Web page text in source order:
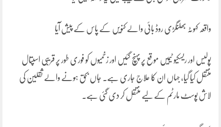
واقعہ کہوٹہ بھلنگڑی روڈ بائی والے کنویں کے پاس کے پیش آیا
پولیس اور ریسکیو ٹیمیں موقع پر پہنچ گئیں اور زخمیوں کو فوری طور پر قریبی اسپتال
منتقل کیا گیا، جہاں ان کا علاج جاری ہے۔ جاں بحق ہونے والے ثقلین کی
لاش پوسٹ مارٹم کے لیے منتقل کر دی گئی ہے۔